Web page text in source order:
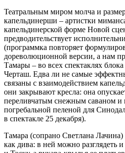
Театральным миром молча и
капельдинерши – артистки
капельдинерской форме Новой
предводительствует
(программка повторяет
дореволюционной версии, а нам
Тамары – во всех спектаклях
Черташ. Едва ли не самые
связаны с взаимодействием
они закрывают кресла: она
переливчатым снежным саваном и
погребальной пеленой для
в спектакле 25 декабря).
Тамара (сопрано Светлана Лачина)
как дива: в ней можно разглядеть